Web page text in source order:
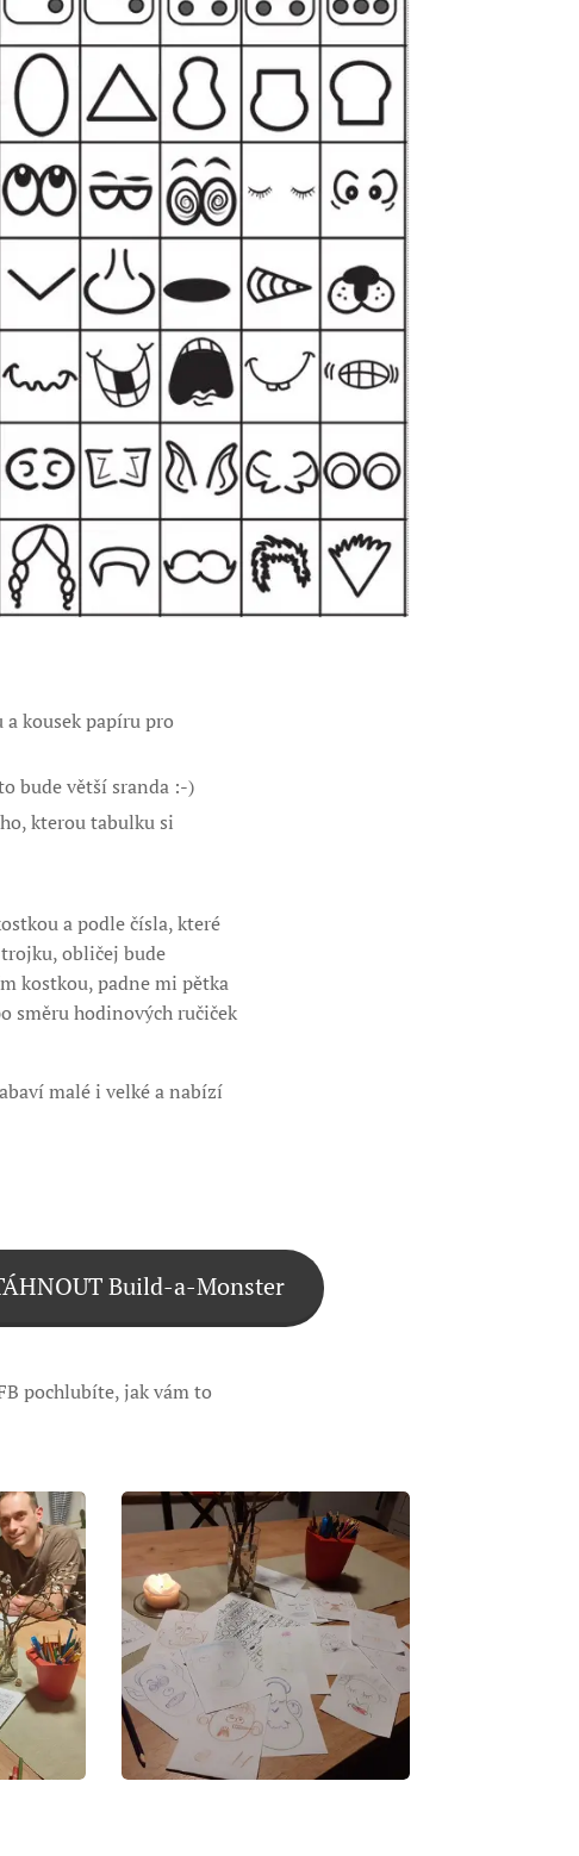
kousek papíru pro
bude větší sranda :-)
kterou tabulku si
a podle čísla, které
obličej bude
kostkou, padne mi pětka
směru hodinových ručiček
malé i velké a nabízí
Build-a-Monster
pochlubíte, jak vám to